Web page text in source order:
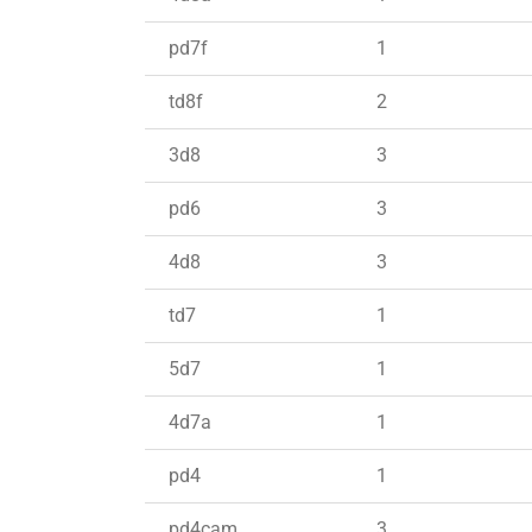
pd7f 1
td8f 2
3d8 3
pd6 3
4d8 3
td7 1
5d7 1
4d7a 1
pd4 1